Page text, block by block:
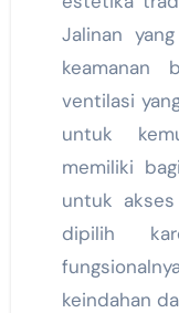
Jalinan
keamanan
ventilasi
untuk
memiliki
untuk
dipilih
keindahan